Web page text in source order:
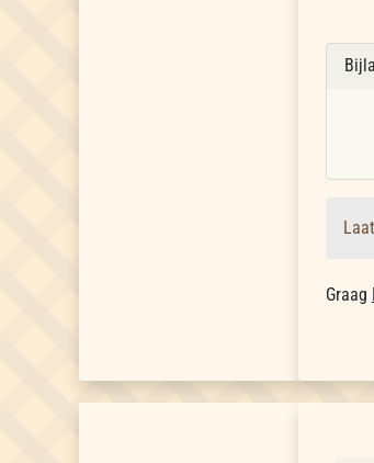
Graag